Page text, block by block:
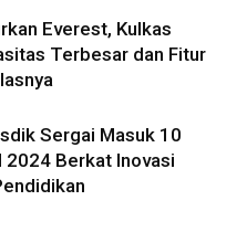
Everest, Kulkas
Terbesar dan Fitur
Sergai Masuk 10
2024 Berkat Inovasi